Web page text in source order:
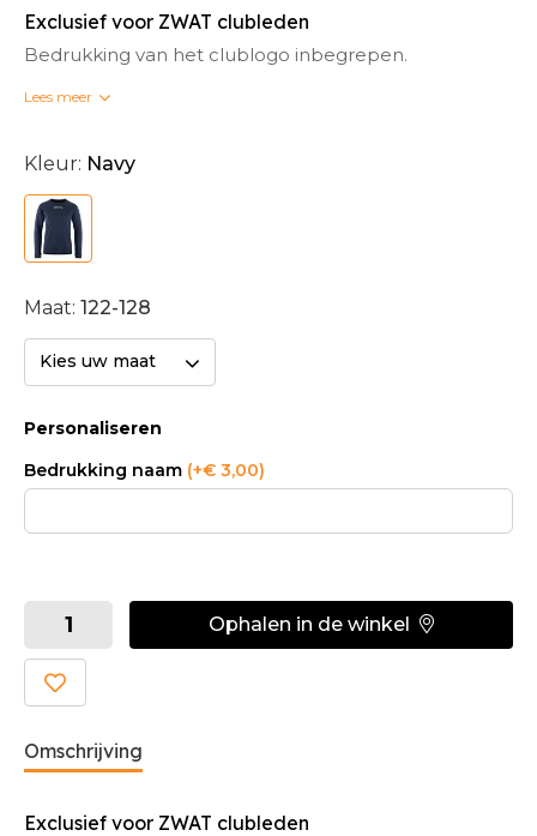
Exclusief voor ZWAT clubleden
Bedrukking van het clublogo inbegrepen.
Bedrukte clubkleding kan niet omgeruild worden.
Lees meer
Kleur: Navy
Maat: 122-128
Kies uw maat
Personaliseren
Bedrukking naam (+€ 3,00)
Ophalen in de winkel
Omschrijving
Exclusief voor ZWAT clubleden